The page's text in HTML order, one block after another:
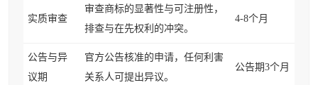
实质审查
审查商标的显著性与可注册性，
排查与在先权利的冲突。
4-8个月
公告与异
议期
官方公告核准的申请，任何利害
关系人可提出异议。
公告期3个月